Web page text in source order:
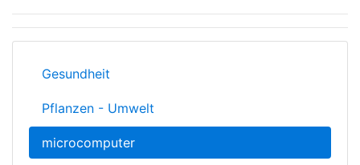
Gesundheit
Pflanzen - Umwelt
microcomputer